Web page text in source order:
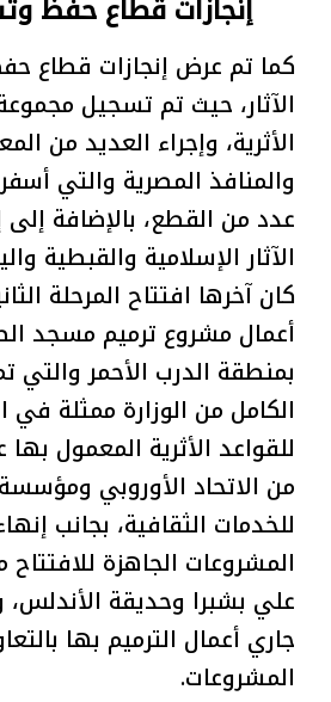
إنجازات قطاع حفظ
كما تم عرض إنجازات قطاع
الآثار، حيث تم تسجيل
الأثرية، وإجراء العديد من
والمنافذ المصرية والتي
عدد من القطع، بالإضافة إلى
الآثار الإسلامية والقبطية
كان آخرها افتتاح المرحلة
أعمال مشروع ترميم مسجد
بمنطقة الدرب الأحمر
الكامل من الوزارة ممثلة
للقواعد الأثرية المعمول بها
من الاتحاد الأوروبي ومؤسسة
للخدمات الثقافية، بجانب
المشروعات الجاهزة
علي بشبرا وحديقة
جاري أعمال الترميم بها
المشروعات.